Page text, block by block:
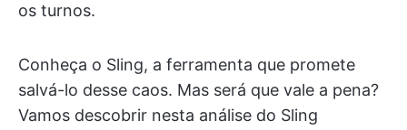
os turnos.
Conheça o Sling, a ferramenta que promete
salvá-lo desse caos. Mas será que vale a pena?
Vamos descobrir nesta análise do Sling